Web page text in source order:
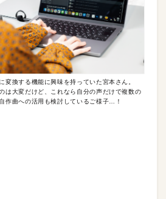
変換する機能に興味を持っていた宮本さん。
は大変だけど、これなら自分の声だけで複数の
作曲への活用も検討しているご様子…！